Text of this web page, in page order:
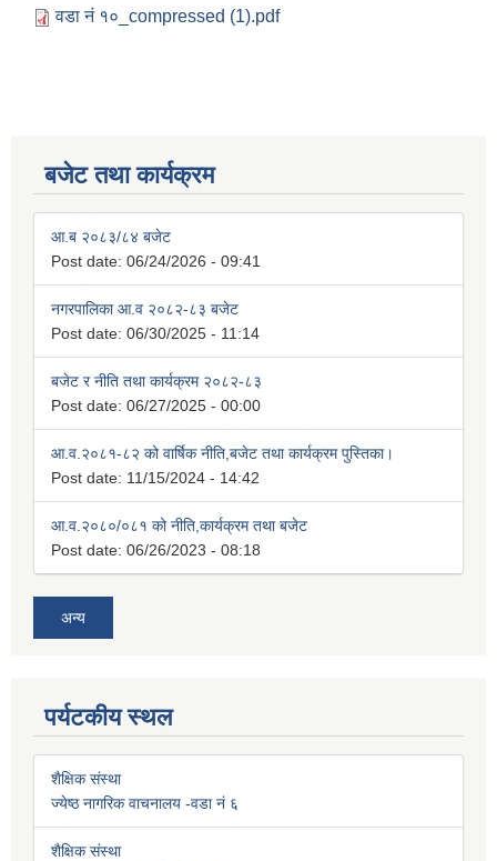
वडा नं १०_compressed (1).pdf
बजेट तथा कार्यक्रम
आ.ब २०८३/८४ बजेट
Post date: 06/24/2026 - 09:41
नगरपालिका आ.व २०८२-८३ बजेट
Post date: 06/30/2025 - 11:14
बजेट र नीति तथा कार्यक्रम २०८२-८३
Post date: 06/27/2025 - 00:00
आ.व.२०८१-८२ को वार्षिक नीति,बजेट तथा कार्यक्रम पुस्तिका।
Post date: 11/15/2024 - 14:42
आ.व.२०८०/०८१ को नीति,कार्यक्रम तथा बजेट
Post date: 06/26/2023 - 08:18
अन्य
पर्यटकीय स्थल
शैक्षिक संस्था
ज्येष्ठ नागरिक वाचनालय -वडा नं ६
शैक्षिक संस्था